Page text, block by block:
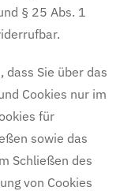
§ 25 Abs. 1
dass Sie über das
Cookies nur im
für
sowie das
Schließen des
von Cookies